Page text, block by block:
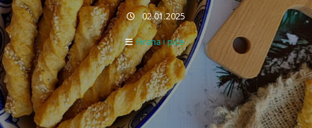
02.01.2025
Hrana i piće